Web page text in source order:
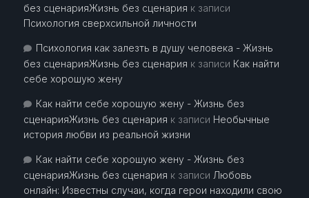
без сценарияЖизнь без сценария к записи
Психология сверхсильной личности
Психология как залезть в душу человека - Жизнь
без сценарияЖизнь без сценария к записи Как найти
себе хорошую жену
Как найти себе хорошую жену - Жизнь без
сценарияЖизнь без сценария к записи Необычные
история любви из реальной жизни
Как найти себе хорошую жену - Жизнь без
сценарияЖизнь без сценария к записи Любовь
онлайн: Известны случаи, когда герои находили свою